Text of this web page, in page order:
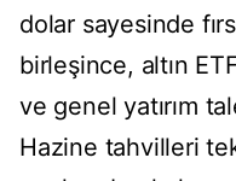
dolar sayesinde
birleşince, altın
ve genel yatırım
Hazine tahvilleri